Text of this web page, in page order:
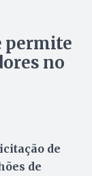
permite
no
de
de